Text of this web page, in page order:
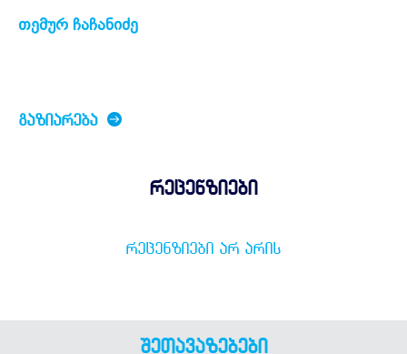
თემურ ჩაჩანიძე
ᲒᲐᲖᲘᲐᲠᲔᲑᲐ
რეცენზიები
ᲠᲔᲪᲔᲜᲖᲘᲔᲑᲘ ᲐᲠ ᲐᲠᲘᲡ
შეთავაზებები